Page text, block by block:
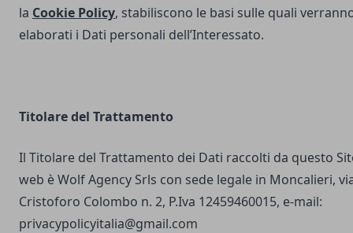
la Cookie Policy, stabiliscono le basi sulle quali
elaborati i Dati personali dell’Interessato.
Titolare del Trattamento
Il Titolare del Trattamento dei Dati raccolti da questo
web è Wolf Agency Srls con sede legale in Moncalieri,
Cristoforo Colombo n. 2, P.Iva 12459460015, e-mail:
privacypolicyitalia@gmail.com